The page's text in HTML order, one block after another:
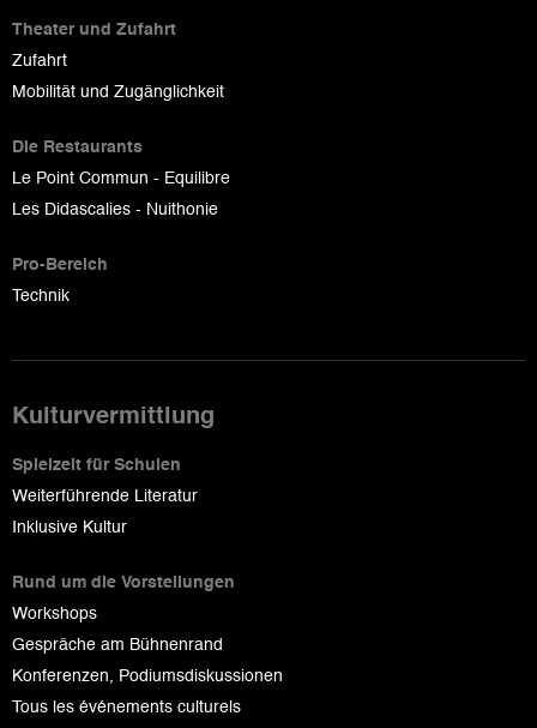
Theater und Zufahrt
Zufahrt
Mobilität und Zugänglichkeit
Die Restaurants
Le Point Commun - Equilibre
Les Didascalies - Nuithonie
Pro-Bereich
Technik
Kulturvermittlung
Spielzeit für Schulen
Weiterführende Literatur
Inklusive Kultur
Rund um die Vorstellungen
Workshops
Gespräche am Bühnenrand
Konferenzen, Podiumsdiskussionen
Tous les événements culturels